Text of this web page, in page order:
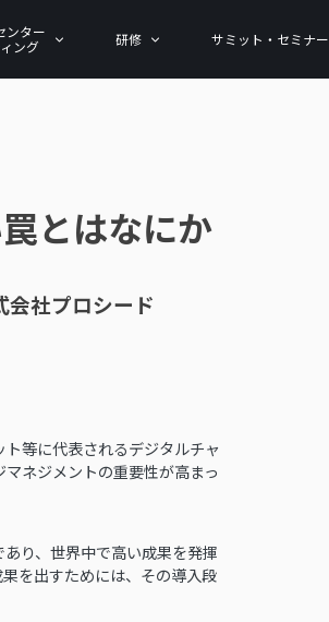
ンター
ング
研修 サミット・セミナー
とはなにか
会社プロシード
等に代表されるデジタルチャ
ネジメントの重要性が高まっ
あり、世界中で高い成果を発揮
を出すためには、その導入段